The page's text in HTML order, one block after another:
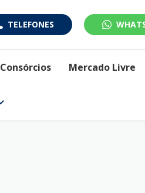
TELEFONES
Consórcios Mercado Livre